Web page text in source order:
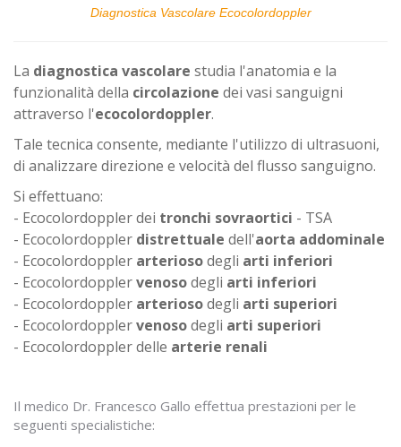
Diagnostica Vascolare Ecocolordoppler
La diagnostica vascolare studia l'anatomia e la
funzionalità della circolazione dei vasi sanguigni
attraverso l'ecocolordoppler.
Tale tecnica consente, mediante l'utilizzo di ultrasuoni,
di analizzare direzione e velocità del flusso sanguigno.
Si effettuano:
- Ecocolordoppler dei tronchi sovraortici - TSA
- Ecocolordoppler distrettuale dell'aorta addominale
- Ecocolordoppler arteriosodegli arti inferiori
- Ecocolordopplervenosodegli arti inferiori
- Ecocolordoppler arteriosodegli arti superiori
- Ecocolordopplervenosodegli arti superiori
- Ecocolordoppler delle arterie renali
Il medico Dr. Francesco Gallo effettua prestazioni per le
seguenti specialistiche: